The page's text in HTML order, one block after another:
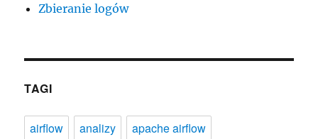
Zbieranie logów
TAGI
airflow analizy
apache airflow